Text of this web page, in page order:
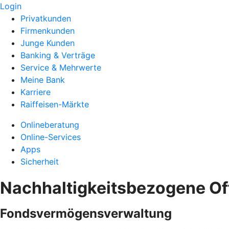
Login
Privatkunden
Firmenkunden
Junge Kunden
Banking & Verträge
Service & Mehrwerte
Meine Bank
Karriere
Raiffeisen-Märkte
Onlineberatung
Online-Services
Apps
Sicherheit
Nachhaltigkeitsbezogene
Fondsvermögensverwaltung